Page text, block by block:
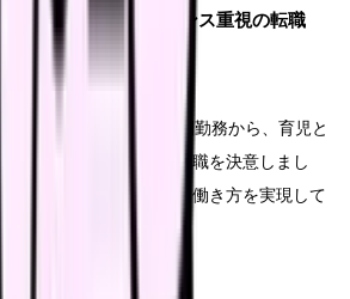
のワークライフバランス重視の転職
、大学病院での3交代制勤務から、育児と
のクリニック勤務への転職を決意しまし
ントを利用し、希望する働き方を実現して